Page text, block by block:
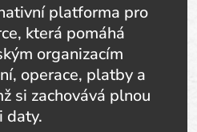
platforma pro
která pomáhá
organizacím
operace, platby a
si zachovává plnou
daty.